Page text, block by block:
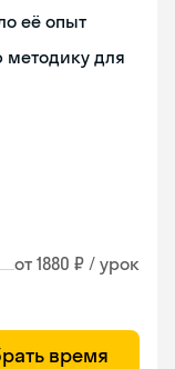
её опыт
для
от 1880 ₽ / урок
время